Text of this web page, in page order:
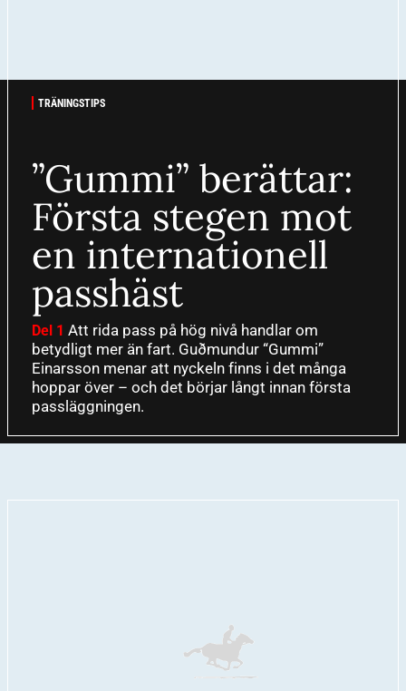
TRÄNINGSTIPS
”Gummi” berättar:
Första stegen mot
en internationell
passhäst
Del 1 Att rida pass på hög nivå handlar om
betydligt mer än fart. Guðmundur “Gummi”
Einarsson menar att nyckeln finns i det många
hoppar över – och det börjar långt innan första
passläggningen.